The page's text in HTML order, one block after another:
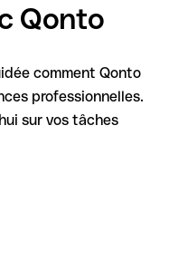
Qonto
comment Qonto
professionnelles.
sur vos tâches